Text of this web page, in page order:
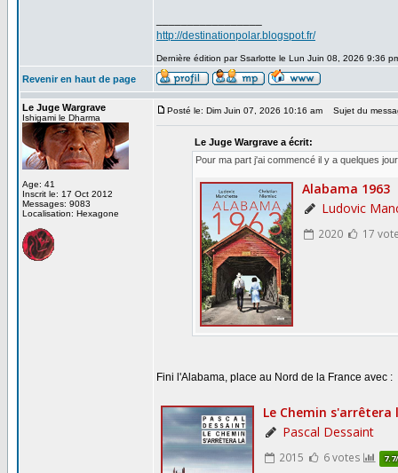
http://destinationpolar.blogspot.fr/
Dernière édition par Ssarlotte le Lun Juin 08, 2026 9:36
Revenir en haut de page
Le Juge Wargrave
Ishigami le Dharma
Age: 41
Inscrit le: 17 Oct 2012
Messages: 9083
Localisation: Hexagone
Posté le: Dim Juin 07, 2026 10:16 am Sujet du
Le Juge Wargrave a écrit:
Pour ma part j'ai commencé il y a quelques
Fini l'Alabama, place au Nord de la France avec :